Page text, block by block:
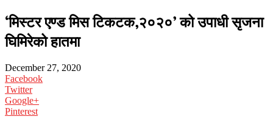
‘मिस्टर एण्ड मिस टिकटक,२०२०’ को उपाधी सृजना
घिमिरेको हातमा
December 27, 2020
Facebook
Twitter
Google+
Pinterest